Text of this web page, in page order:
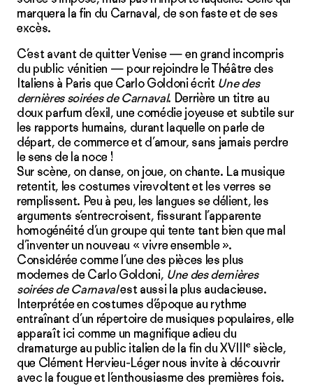
marquera la fin du Carnaval, de son faste et de ses
excès.
C’est avant de quitter Venise — en grand incompris
du public vénitien — pour rejoindre le Théâtre des
Italiens à Paris que Carlo Goldoni écrit Une des
dernières soirées de Carnaval. Derrière un titre au
doux parfum d’exil, une comédie joyeuse et subtile sur
les rapports humains, durant laquelle on parle de
départ, de commerce et d’amour, sans jamais perdre
le sens de la noce !
Sur scène, on danse, on joue, on chante. La musique
retentit, les costumes virevoltent et les verres se
remplissent. Peu à peu, les langues se délient, les
arguments s’entrecroisent, fissurant l’apparente
homogénéité d’un groupe qui tente tant bien que mal
d’inventer un nouveau « vivre ensemble ».
Considérée comme l’une des pièces les plus
modernes de Carlo Goldoni, Une des dernières
soirées de Carnavalest aussi la plus audacieuse.
Interprétée en costumes d’époque au rythme
entraînant d’un répertoire de musiques populaires, elle
apparaît ici comme un magnifique adieu du
dramaturge au public italien de la fin du XVIII
e siècle,
que Clément Hervieu-Léger nous invite à découvrir
avec la fougue et l’enthousiasme des premières fois.